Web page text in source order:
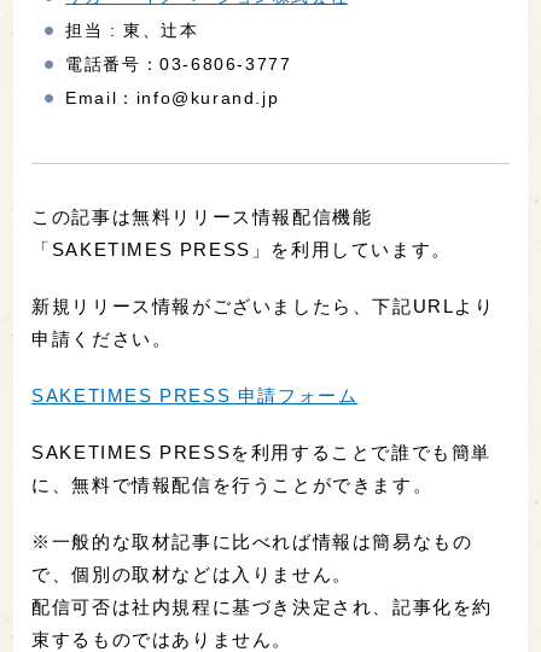
担当 : 東、辻本
電話番号：03-6806-3777
Email：info@kurand.jp
この記事は無料リリース情報配信機能
「SAKETIMES PRESS」を利用しています。
新規リリース情報がございましたら、下記URLより
申請ください。
SAKETIMES PRESS 申請フォーム
SAKETIMES PRESSを利用することで誰でも簡単
に、無料で情報配信を行うことができます。
※一般的な取材記事に比べれば情報は簡易なもの
で、個別の取材などは入りません。
配信可否は社内規程に基づき決定され、記事化を約
束するものではありません。